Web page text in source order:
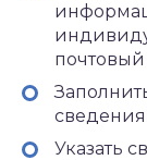
почтовый
Указать